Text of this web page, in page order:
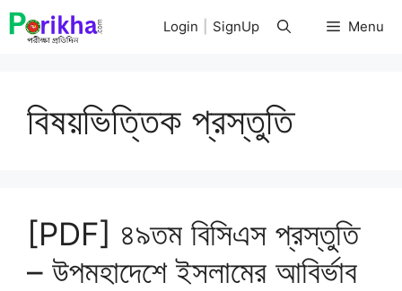
Skip
to
Menu
Login SignUp
বিষয়ভিত্তিক প্রস্তুতি
[PDF] ৪৯তম বিসিএস প্রস্তুতি
– উপমহাদেশে ইসলামের আবির্ভাব